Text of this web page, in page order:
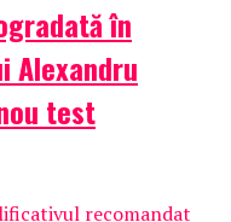
în
Alexandru
test
recomandat